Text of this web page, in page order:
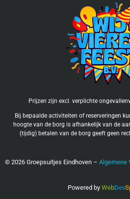
Prijzen zijn excl. verplichte
Bij bepaalde activiteiten of reserveringen
hoogte van de borg is afhankelijk van de
(tijdig) betalen van de borg geeft geen
© 2026 Groepsuitjes Eindhoven – Algemene
Powered by WebDev